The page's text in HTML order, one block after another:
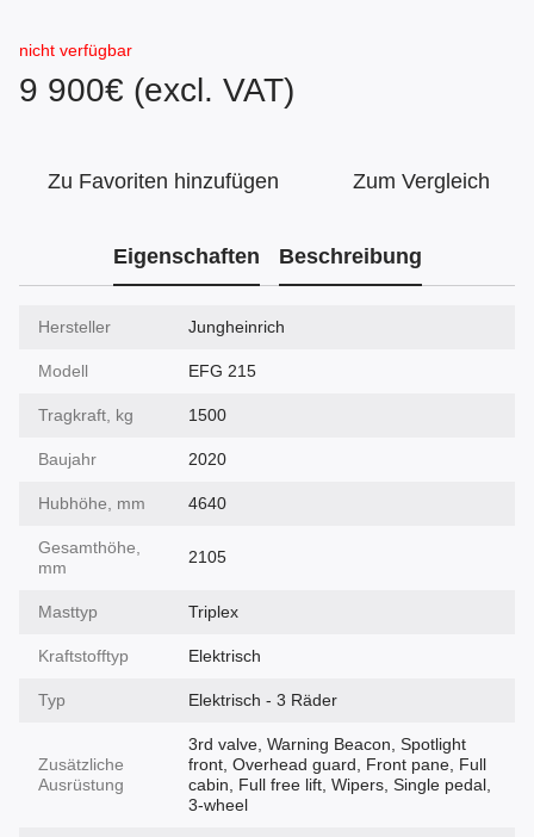
nicht verfügbar
9 900€ (excl. VAT)
Zu Favoriten hinzufügen Zum Vergleich
Eigenschaften Beschreibung
Hersteller Jungheinrich
Modell EFG 215
Tragkraft, kg 1500
Baujahr 2020
Hubhöhe, mm 4640
Gesamthöhe,
mm
2105
Masttyp Triplex
Kraftstofftyp Elektrisch
Typ Elektrisch - 3 Räder
Zusätzliche
Ausrüstung
3rd valve, Warning Beacon, Spotlight
front, Overhead guard, Front pane, Full
cabin, Full free lift, Wipers, Single pedal,
3-wheel